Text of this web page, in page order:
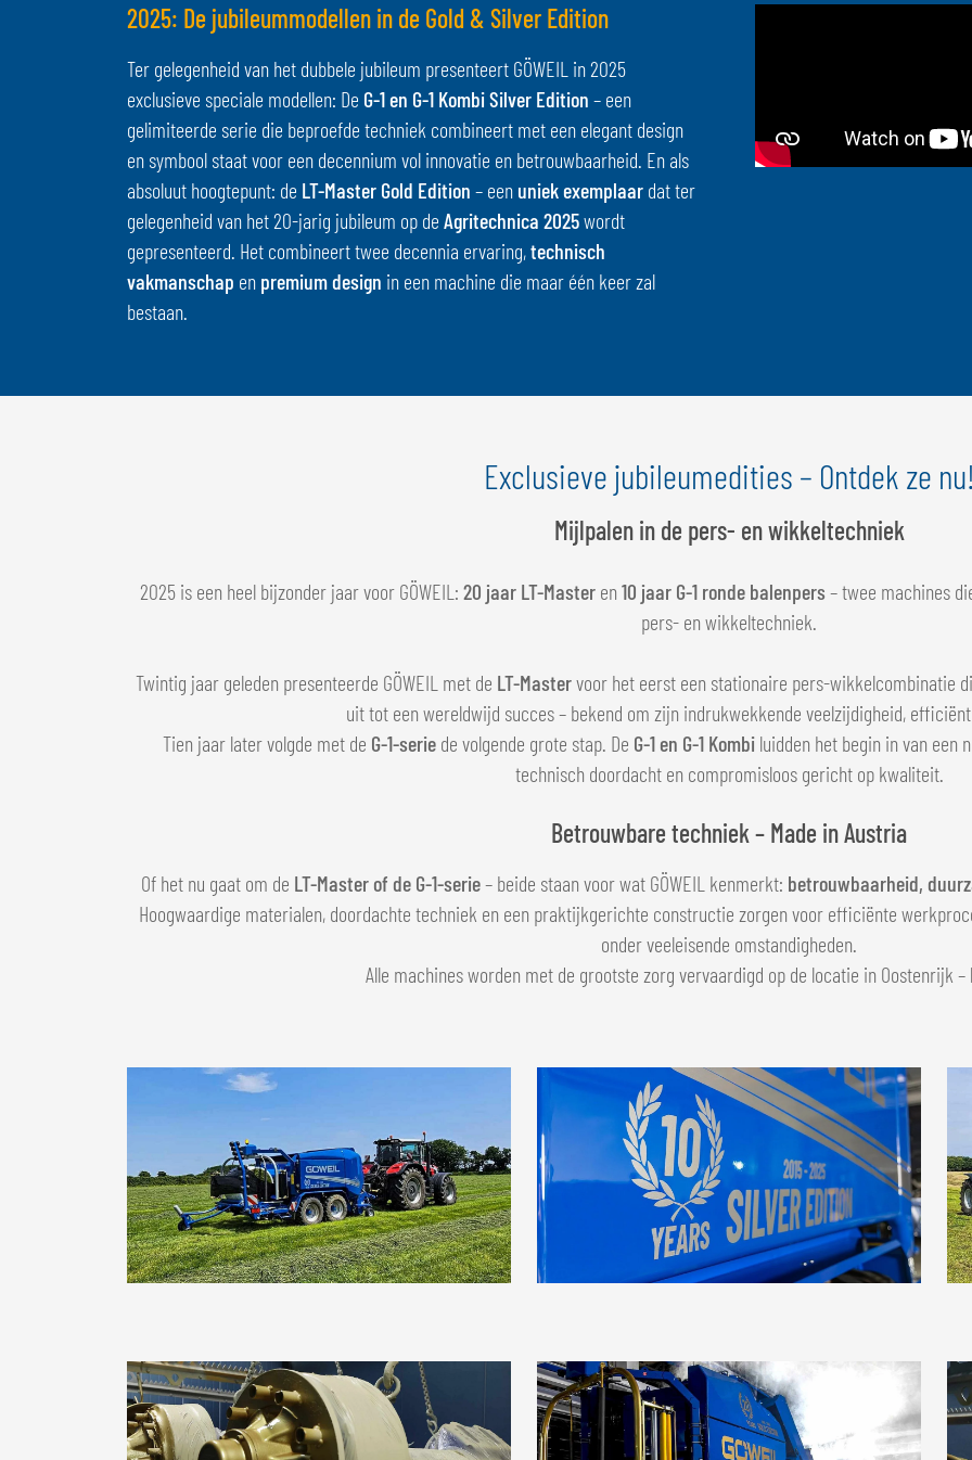
2025: De jubileummodellen in de Gold & Silver Edition
Ter gelegenheid van het dubbele jubileum presenteert GÖWEIL in 2025
exclusieve speciale modellen: De G-1 en G-1 Kombi Silver Edition – een
gelimiteerde serie die beproefde techniek combineert met een elegant design
en symbool staat voor een decennium vol innovatie en betrouwbaarheid. En als
absoluut hoogtepunt: de LT-Master Gold Edition – een uniek exemplaar dat ter
gelegenheid van het 20-jarig jubileum op de Agritechnica 2025wordt
gepresenteerd. Het combineert twee decennia ervaring,technisch
vakmanschap en premium design in een machine die maar één keer zal
bestaan.
Exclusieve jubileumedities – Ontdek ze
Mijlpalen in de pers- en wikkeltechniek
2025 is een heel bijzonder jaar voor GÖWEIL: 20 jaar LT-Masteren 10 jaar G-1 ronde balenpers– twee machines
pers- en wikkeltechniek.
Twintig jaar geleden presenteerde GÖWEIL met de LT-Mastervoor het eerst een stationaire pers-wikkelcombinatie
uit tot een wereldwijd succes – bekend om zijn indrukwekkende veelzijdigheid,
Tien jaar later volgde met de G-1-seriede volgende grote stap. De G-1 en G-1 Kombi luidden het begin in van een
technisch doordacht en compromisloos gericht op kwaliteit.
Betrouwbare techniek – Made in Austria
Of het nu gaat om de LT-Master of de G-1-serie– beide staan voor wat GÖWEIL kenmerkt: betrouwbaarheid,
Hoogwaardige materialen, doordachte techniek en een praktijkgerichte constructie zorgen voor efficiënte
onder veeleisende omstandigheden.
Alle machines worden met de grootste zorg vervaardigd op de locatie in Oostenrijk –